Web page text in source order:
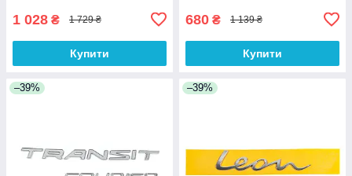
1 028 ₴ 1 729 ₴
Купити
680 ₴ 1 139 ₴
Купити
–39% –39%